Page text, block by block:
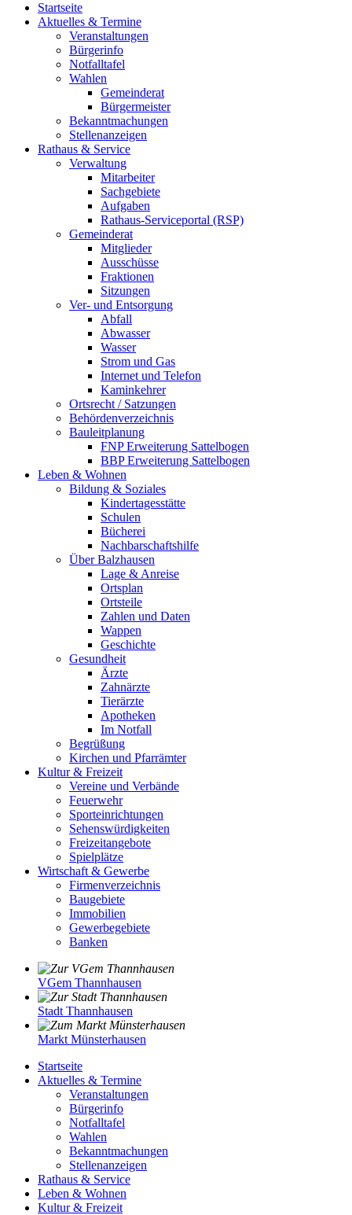
Startseite
Aktuelles & Termine
Veranstaltungen
Bürgerinfo
Notfalltafel
Wahlen
Gemeinderat
Bürgermeister
Bekanntmachungen
Stellenanzeigen
Rathaus & Service
Verwaltung
Mitarbeiter
Sachgebiete
Aufgaben
Rathaus-Serviceportal (RSP)
Gemeinderat
Mitglieder
Ausschüsse
Fraktionen
Sitzungen
Ver- und Entsorgung
Abfall
Abwasser
Wasser
Strom und Gas
Internet und Telefon
Kaminkehrer
Ortsrecht / Satzungen
Behördenverzeichnis
Bauleitplanung
FNP Erweiterung Sattelbogen
BBP Erweiterung Sattelbogen
Leben & Wohnen
Bildung & Soziales
Kindertagesstätte
Schulen
Bücherei
Nachbarschaftshilfe
Über Balzhausen
Lage & Anreise
Ortsplan
Ortsteile
Zahlen und Daten
Wappen
Geschichte
Gesundheit
Ärzte
Zahnärzte
Tierärzte
Apotheken
Im Notfall
Begrüßung
Kirchen und Pfarrämter
Kultur & Freizeit
Vereine und Verbände
Feuerwehr
Sporteinrichtungen
Sehenswürdigkeiten
Freizeitangebote
Spielplätze
Wirtschaft & Gewerbe
Firmenverzeichnis
Baugebiete
Immobilien
Gewerbegebiete
Banken
VGem Thannhausen
Stadt Thannhausen
Markt Münsterhausen
Startseite
Aktuelles & Termine
Veranstaltungen
Bürgerinfo
Notfalltafel
Wahlen
Bekanntmachungen
Stellenanzeigen
Rathaus & Service
Leben & Wohnen
Kultur & Freizeit